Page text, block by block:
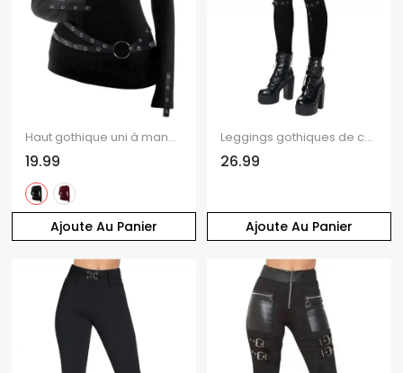
Ajoute Au Panier
Haut gothique uni à manches longues et œillets découpés
19.99
Ajoute Au Panier
Leggings gothiques de couleur unie, leggings skinny à lacets avec boucle et œillets
26.99